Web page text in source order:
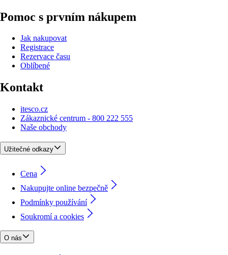
Pomoc s prvním nákupem
Jak nakupovat
Registrace
Rezervace času
Oblíbené
Kontakt
itesco.cz
Zákaznické centrum - 800 222 555
Naše obchody
Užitečné odkazy
Cena
Nakupujte online bezpečně
Podmínky používání
Soukromí a cookies
O nás